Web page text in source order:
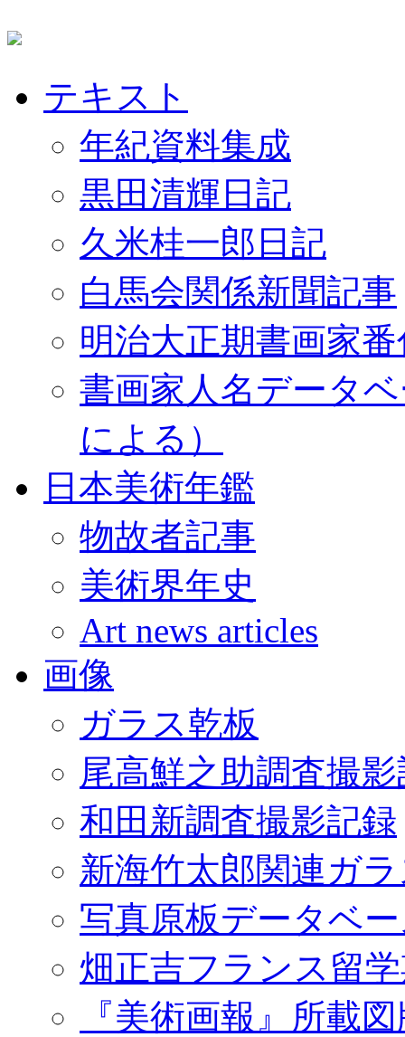
テキスト
年紀資料集成
黒田清輝日記
久米桂一郎日記
白馬会関係新聞記事
明治大正期書画家
書画家人名データ
による）
日本美術年鑑
物故者記事
美術界年史
Art news articles
画像
ガラス乾板
尾高鮮之助調査撮
和田新調査撮影記録
新海竹太郎関連ガ
写真原板データベ
畑正吉フランス留
『美術画報』所載